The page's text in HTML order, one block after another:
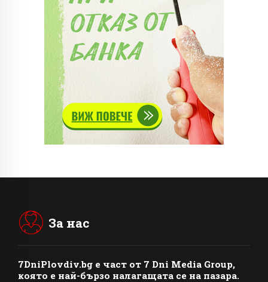
За нас
7DniPlovdiv.bg e част от 7 Dni Media Group,
която е най-бързо налагащата се на пазара.